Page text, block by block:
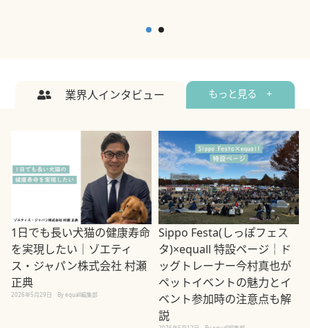
業界人インタビュー もっと見る +
1日でも長い犬猫の健康寿命
を実現したい｜ゾエティ
ス・ジャパン株式会社 村瀬
正典
2026年5月29日 By equall編集部
Sippo Festa(しっぽフェス
タ)×equall 特設ページ｜ド
ッグトレーナー今村真也が
ペットイベントの魅力とイ
ベント参加時の注意点も解
説